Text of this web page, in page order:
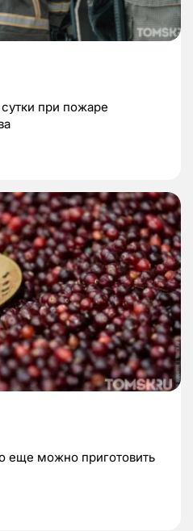
при пожаре
еще можно приготовить